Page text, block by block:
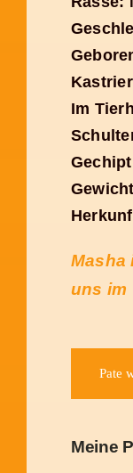
Im
Masha
uns im
Pate
Meine